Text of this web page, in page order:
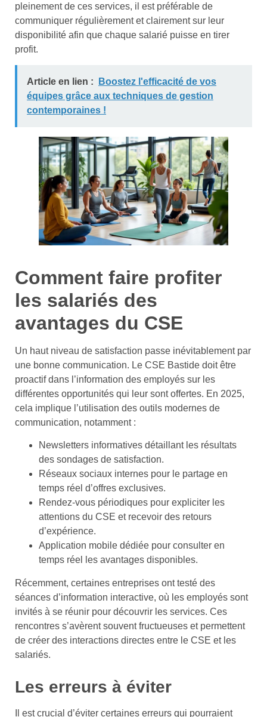
pleinement de ces services, il est préférable de
communiquer régulièrement et clairement sur leur
disponibilité afin que chaque salarié puisse en tirer
profit.
Article en lien :
Boostez l'efficacité de vos
équipes grâce aux techniques de gestion
contemporaines !
Comment faire profiter
les salariés des
avantages du CSE
Un haut niveau de satisfaction passe inévitablement par
une bonne communication. Le CSE Bastide doit être
proactif dans l’information des employés sur les
différentes opportunités qui leur sont offertes. En 2025,
cela implique l’utilisation des outils modernes de
communication, notamment :
Newsletters informatives détaillant les résultats
des sondages de satisfaction.
Réseaux sociaux internes pour le partage en
temps réel d’offres exclusives.
Rendez-vous périodiques pour expliciter les
attentions du CSE et recevoir des retours
d’expérience.
Application mobile dédiée pour consulter en
temps réel les avantages disponibles.
Récemment, certaines entreprises ont testé des
séances d’information interactive, où les employés sont
invités à se réunir pour découvrir les services. Ces
rencontres s’avèrent souvent fructueuses et permettent
de créer des interactions directes entre le CSE et les
salariés.
Les erreurs à éviter
Il est crucial d’éviter certaines erreurs qui pourraient